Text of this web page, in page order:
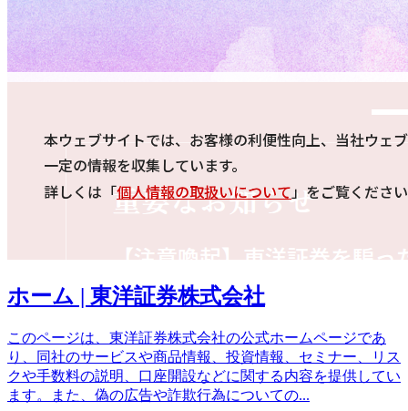
ホーム | 東洋証券株式会社
このページは、東洋証券株式会社の公式ホームページであ
り、同社のサービスや商品情報、投資情報、セミナー、リス
クや手数料の説明、口座開設などに関する内容を提供してい
ます。また、偽の広告や詐欺行為についての...